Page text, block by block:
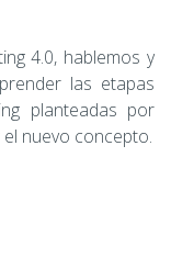
4.0, hablemos y
las etapas
planteadas por
nuevo concepto.